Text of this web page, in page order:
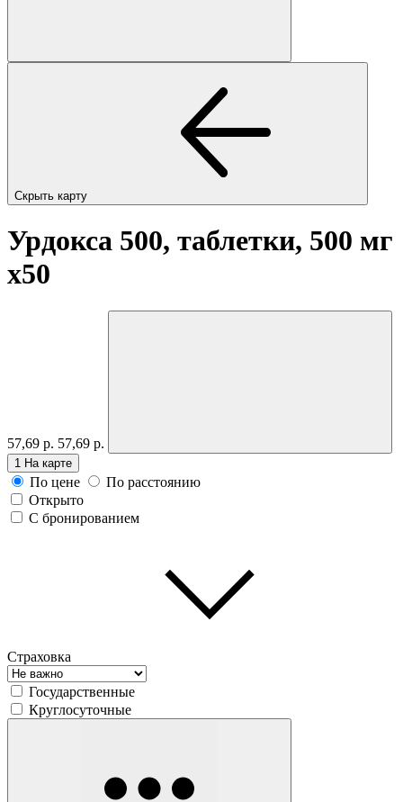
Скрыть карту
Урдокса 500, таблетки, 500 мг
x50
57,69 р. 57,69 р.
1 На карте
По цене
По расстоянию
Открыто
С бронированием
Страховка
Государственные
Круглосуточные